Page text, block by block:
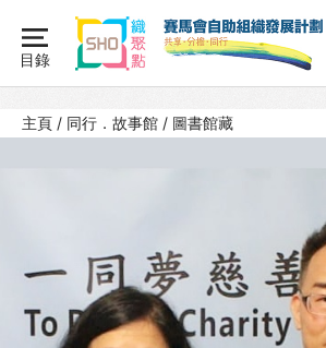
content
目錄
主頁
同行學堂
圖書館藏
活動花絮
主頁 / 同行．故事館 / 圖書館藏